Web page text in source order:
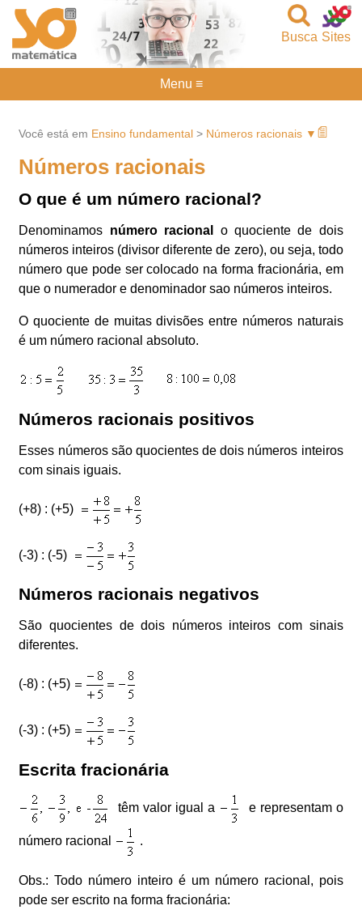
Sites
Busca
Você está em Ensino fundamental > Números racionais ▼
Números racionais
O que é um número racional?
Denominamos número racional
o quociente de dois
números inteiros (divisor diferente de zero), ou seja, todo
número que pode ser colocado na forma fracionária, em
que o numerador e denominador sao números inteiros.
O quociente de muitas divisões entre números naturais
é um número racional absoluto.
Números racionais positivos
Esses números são quocientes de dois números inteiros
com sinais iguais.
(+8) : (+5)
(-3) : (-5)
Números racionais negativos
São quocientes de dois números inteiros com sinais
diferentes.
(-8) : (+5)
(-3) : (+5)
Escrita fracionária
têm valor igual a e representam o
número racional .
Obs.: Todo número inteiro é um número racional, pois
pode ser escrito na forma fracionária: